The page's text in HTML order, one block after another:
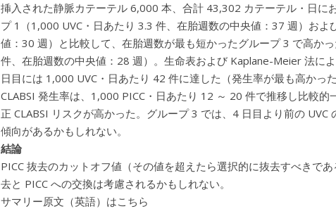
挿入された静脈カテーテル 6,000 本、合計 43,302 カテーテル・日に
プ 1（1,000 UVC・日あたり 3.3 件、在胎週数の中央値：37 週）お
値：30 週）と比較して、在胎週数が最も短かったグループ 3 で高か
件、在胎週数の中央値：28 週）。生命表および Kaplane-Meier 法に
日目には 1,000 UVC・日あたり 42 件に達した（発生率が最も高かっ
CLABSI 発生率は、1,000 PICC・日あたり 12 ～ 20 件で推移し比較
正 CLABSI リスクが高かった。グループ 3 では、4 日目より前の
傾向があるかもしれない。
結論
PICC 抜去のカットオフ値（その値を超えたら選択的に抜去すべきで
去と PICC への交換は考慮されるかもしれない。
サマリー原文（英語）はこちら